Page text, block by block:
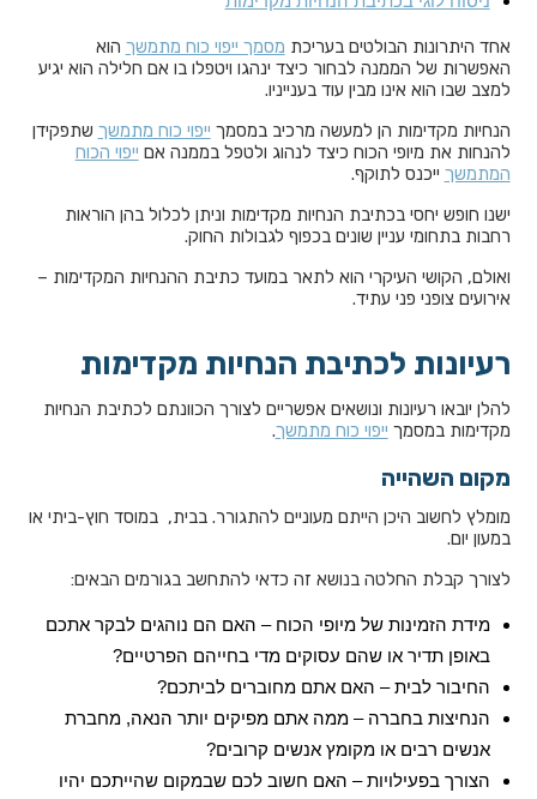
אחד היתרונות הבולטים בעריכת מסמך ייפוי כוח מתמשך הוא
האפשרות של הממנה לבחור כיצד ינהגו ויטפלו בו אם חלילה הוא יגיע
למצב שבו הוא אינו מבין עוד בענייניו.
הנחיות מקדימות הן למעשה מרכיב במסמך ייפוי כוח מתמשך שתפקידן
להנחות את מיופי הכוח כיצד לנהוג ולטפל בממנה אם ייפוי הכוח
המתמשך ייכנס לתוקף.
ישנו חופש יחסי בכתיבת הנחיות מקדימות וניתן לכלול בהן הוראות
רחבות בתחומי עניין שונים בכפוף לגבולות החוק.
ואולם, הקושי העיקרי הוא לתאר במועד כתיבת ההנחיות המקדימות –
אירועים צופני פני עתיד.
רעיונות לכתיבת הנחיות מקדימות
להלן יובאו רעיונות ונושאים אפשריים לצורך הכוונתם לכתיבת הנחיות
מקדימות במסמך ייפוי כוח מתמשך.
מקום השהייה
מומלץ לחשוב היכן הייתם מעוניים להתגורר. בבית, במוסד חוץ-ביתי או
במעון יום.
לצורך קבלת החלטה בנושא זה כדאי להתחשב בגורמים הבאים:
מידת הזמינות של מיופי הכוח – האם הם נוהגים לבקר אתכם
באופן תדיר או שהם עסוקים מדי בחייהם הפרטיים?
החיבור לבית – האם אתם מחוברים לביתכם?
הנחיצות בחברה – ממה אתם מפיקים יותר הנאה, מחברת
אנשים רבים או מקומץ אנשים קרובים?
הצורך בפעילויות – האם חשוב לכם שבמקום שהייתכם יהיו